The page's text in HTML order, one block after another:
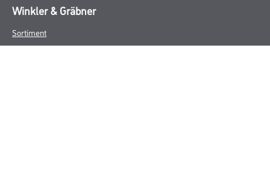
Winkler & Gräbner
Sortiment
Services